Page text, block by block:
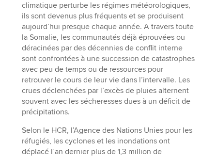
climatique perturbe les régimes météorologiques,
ils sont devenus plus fréquents et se produisent
aujourd’hui presque chaque année. A travers toute
la Somalie, les communautés déjà éprouvées ou
déracinées par des décennies de conflit interne
sont confrontées à une succession de catastrophes
avec peu de temps ou de ressources pour
retrouver le cours de leur vie dans l’intervalle. Les
crues déclenchées par l’excès de pluies alternent
souvent avec les sécheresses dues à un déficit de
précipitations.
Selon le HCR, l’Agence des Nations Unies pour les
réfugiés, les cyclones et les inondations ont
déplacé l’an dernier plus de 1,3 million de